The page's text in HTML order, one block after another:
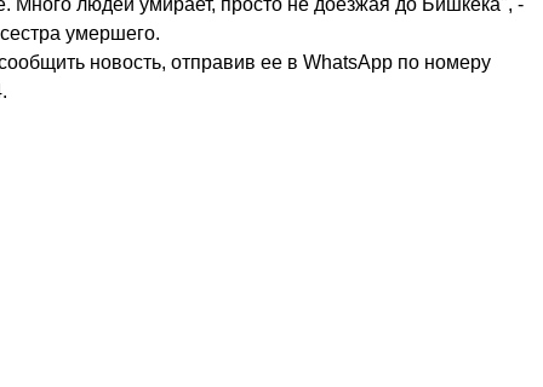
Много людей умирает, просто не доезжая до Бишкека", -
умершего.
новость, отправив ее в WhatsApp по номеру